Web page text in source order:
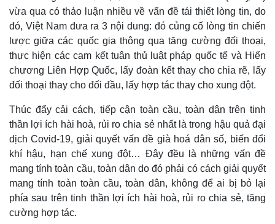
Dinh dưỡng - món ngon
Cây thuốc
Sản phụ khoa
Nhi khoa
Nam khoa
Làm đẹp - giảm cân
Phòng mạch online
Nhà đẹp
Blog
Tình yêu - Gia đình
vừa qua có thảo luận nhiều về vấn đề tái thiết lòng tin, do
đó, Việt Nam đưa ra 3 nội dung: đó củng cố lòng tin chiến
lược giữa các quốc gia thông qua tăng cường đối thoại,
thực hiện các cam kết tuân thủ luật pháp quốc tế và Hiến
chương Liên Hợp Quốc, lấy đoàn kết thay cho chia rẽ, lấy
đối thoại thay cho đối đầu, lấy hợp tác thay cho xung đột.
Thúc đẩy cải cách, tiếp cận toàn cầu, toàn dân trên tinh
thần lợi ích hài hoà, rủi ro chia sẻ nhất là trong hậu quả đại
dịch Covid-19, giải quyết vấn đề già hoá dân số, biến đổi
khí hậu, hạn chế xung đột… Đây đều là những vấn đề
mang tính toàn cầu, toàn dân do đó phải có cách giải quyết
mang tính toàn toàn cầu, toàn dân, không để ai bị bỏ lại
phía sau trên tinh thần lợi ích hài hoà, rủi ro chia sẻ, tăng
cường hợp tác.